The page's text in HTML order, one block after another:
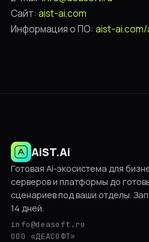
Сайт: aist-ai.com
Информация о ПО: aist-
AiST.Ai
Готовая Ai-экосистема для
серверов и платформы до
сценариев под ваши отделы.
14 дней.
info@deasoft.ru
ООО «ДЕАСОФТ»